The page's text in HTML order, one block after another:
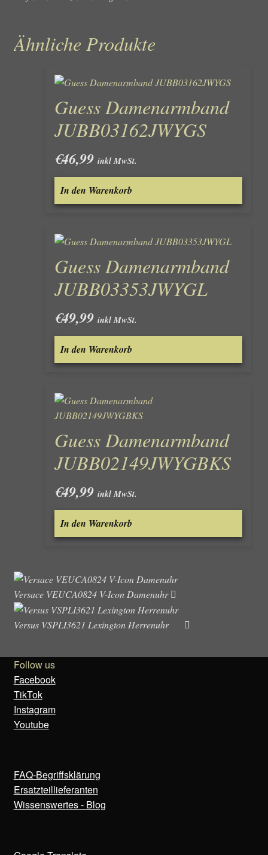
Ähnliche Produkte
Guess Damenarmband
JUBB03162JWYGS
€46,99 inkl MwSt.
In den Warenkorb
Guess Damenarmband
JUBB03353JWYGL
€49,99 inkl MwSt.
In den Warenkorb
Guess Damenarmband
JUBB02149JWYGBKS
€49,99 inkl MwSt.
In den Warenkorb
Versace VEUCA0824 V-Icon Damenuhr
Versus VSPLI3621 Lexington Herrenuhr
Follow us
Facebook
TikTok
Instagram
Youtube
FAQ-Begriffsklärung
Ersatzteillieferanten
Wissenswertes - Blog